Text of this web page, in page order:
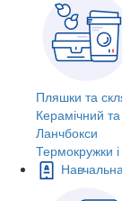
Пляшки та
Керамічний
Ланчбокси
Термокружки